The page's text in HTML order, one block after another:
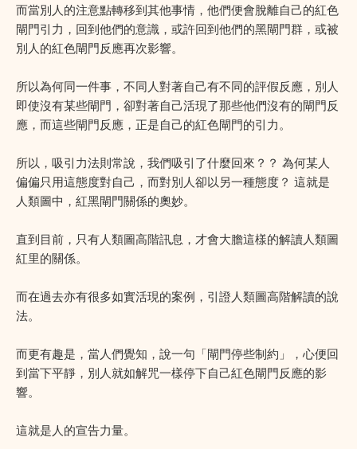
而當別人的注意點轉移到其他事情，他們便會脫離自己的紅色
閘門引力，回到他們的意識，或許回到他們的黑閘門群，或被
別人的紅色閘門反應再次影響。
所以為何同一件事，不同人對著自己有不同的評假反應，別人
即使沒有某些閘門，卻對著自己活現了那些他們沒有的閘門反
應，而這些閘門反應，正是自己的紅色閘門的引力。
所以，吸引力法則常說，我們吸引了什麼回來？？ 為何某人
偏偏只用這態度對自己，而對別人卻以另一種態度？ 這就是
人類圖中，紅黑閘門關係的奧妙。
直到目前，只有人類圖高階訊息，才會大膽這樣的解讀人類圖
紅里的關係。
而在過去亦有很多如實活現的案例，引證人類圖高階解讀的說
法。
而更有趣是，當人們覺知，說一句「閘門停些制約」，心便回
到當下平靜，別人就如解咒一樣停下自己紅色閘門反應的影
響。
這就是人的宣告力量。